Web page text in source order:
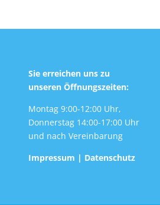
Sie erreichen uns zu
unseren Öffnungszeiten:
Montag 9:00-12:00 Uhr,
Donnerstag 14:00-17:00 Uhr
und nach Vereinbarung
Impressum | Datenschutz